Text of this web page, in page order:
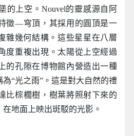
的上空。Nouvel的靈感源自阿
徵—穹頂，其採用的圓頂是一
雜幾何結構。這些星星在八層
度重複出現。太陽從上空經過
的孔隙在博物館內營造出一種
“光之雨”。這是對大自然的禮
比棕櫚樹，樹葉將照射下來的
地面上映出斑駁的光影。